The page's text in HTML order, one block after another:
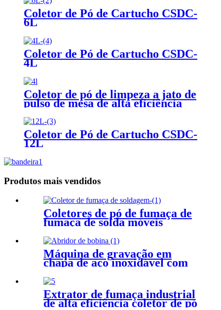
Coletor de Pó de Cartucho CSDC-
6L
Coletor de Pó de Cartucho CSDC-
4L
Coletor de pó de limpeza a jato de
pulso de mesa de alta eficiência
Coletor de Pó de Cartucho CSDC-
12L
Produtos mais vendidos
Coletores de pó de fumaça de
fumaça de solda móveis
portáteis
Máquina de gravação em
chapa de aço inoxidável com
desbobinamento de bobina
Extrator de fumaça industrial
de alta eficiência coletor de pó